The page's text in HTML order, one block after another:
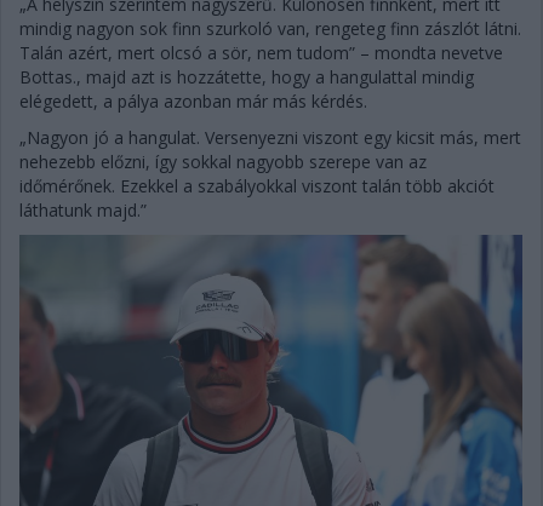
mindig nagyon sok finn szurkoló van, rengeteg finn zászlót látni.
Talán azért, mert olcsó a sör, nem tudom” – mondta nevetve
Bottas., majd azt is hozzátette, hogy a hangulattal mindig
elégedett, a pálya azonban már más kérdés.
„Nagyon jó a hangulat. Versenyezni viszont egy kicsit más, mert
nehezebb előzni, így sokkal nagyobb szerepe van az
időmérőnek. Ezekkel a szabályokkal viszont talán több akciót
láthatunk majd.”